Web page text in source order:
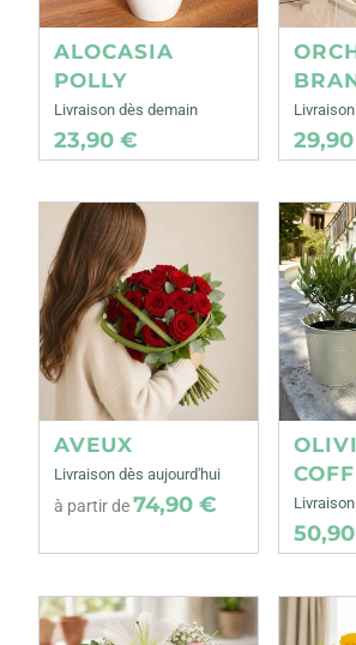
ALOCASIA
POLLY
Livraison dès demain
23,90 €
AVEUX
Livraison dès aujourd'hui
à partir de74,90 €